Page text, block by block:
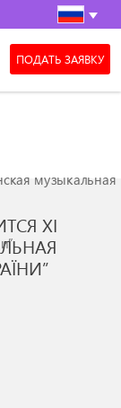
ПОДАТЬ ЗАЯВКУ
музыкальная
XI